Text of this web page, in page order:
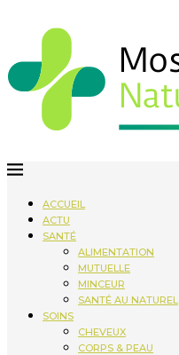
ACCUEIL
ACTU
SANTÉ
ALIMENTATION
MUTUELLE
MINCEUR
SANTÉ AU NATUREL
SOINS
CHEVEUX
CORPS & PEAU